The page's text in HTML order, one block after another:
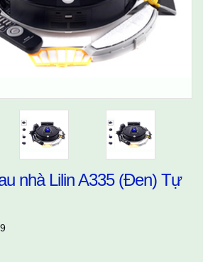
nhà Lilin A335 (Đen) Tự